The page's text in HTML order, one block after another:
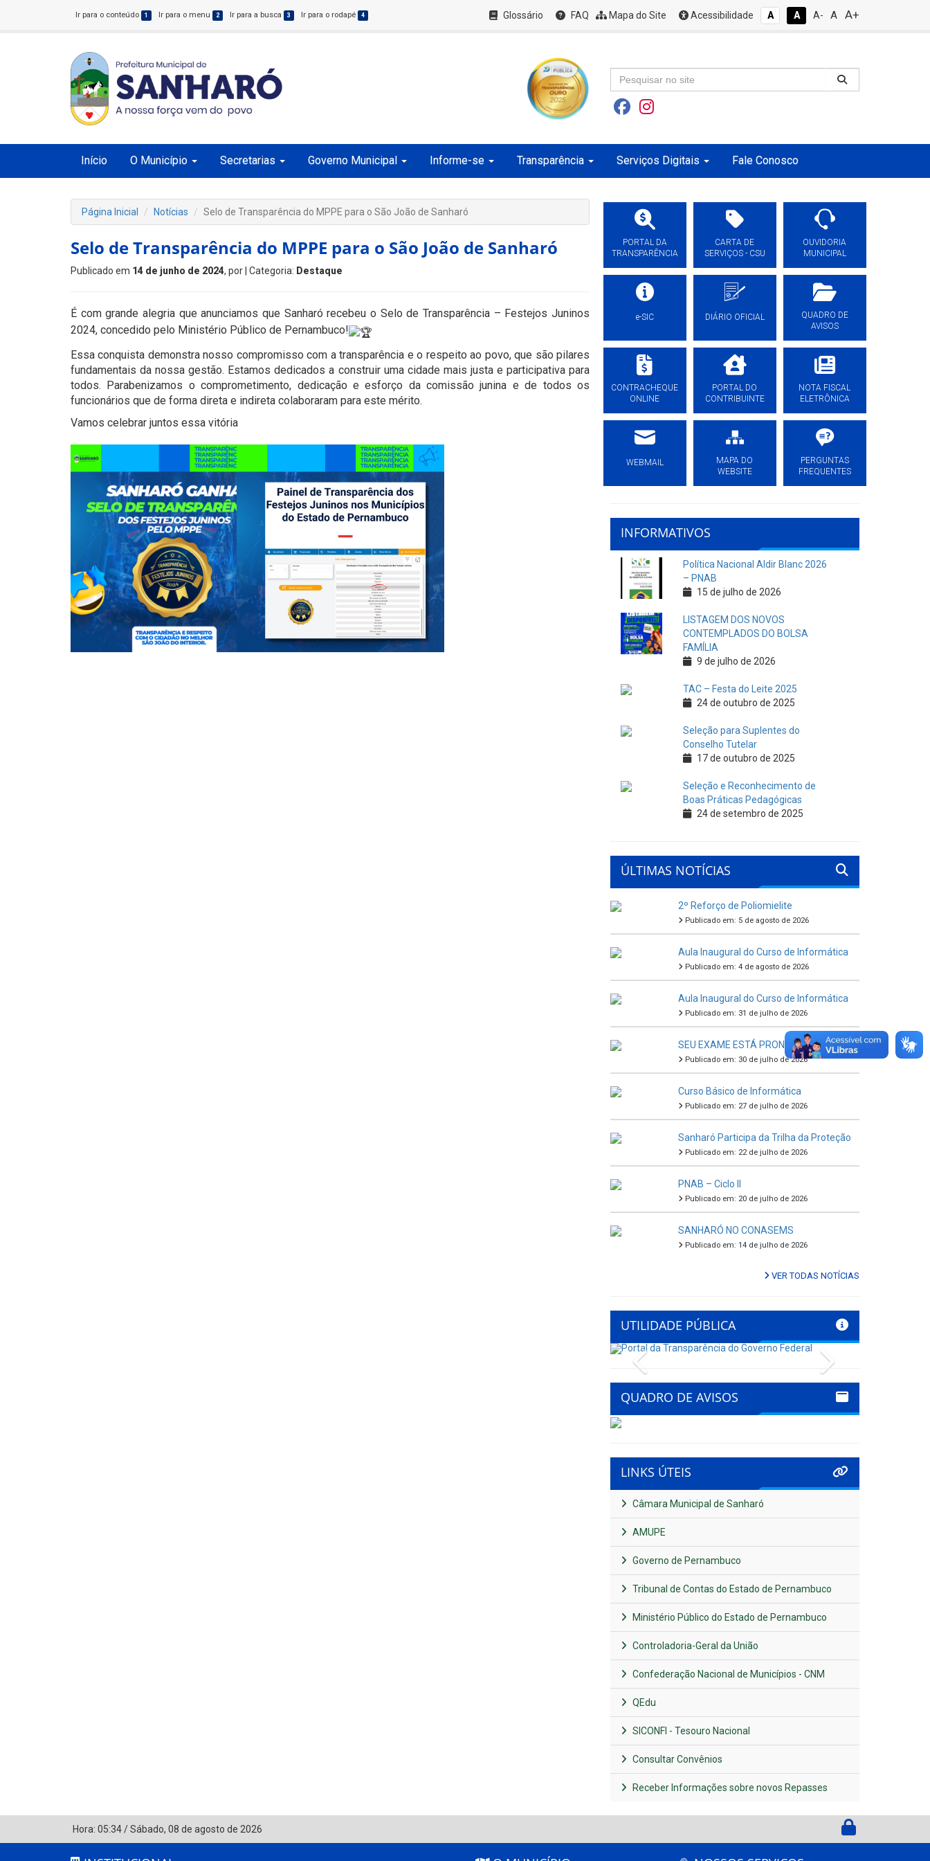
Ir para o conteúdo 1 Ir para o menu 2 Ir para a busca 3 Ir para o rodapé 4 Glossário FAQ Mapa do Site Acessibilidade A A A- A A+
Início O Município Secretarias Governo Municipal Informe-se Transparência Serviços Digitais Fale Conosco
Página Inicial Notícias Selo de Transparência do MPPE para o São João de Sanharó
Selo de Transparência do MPPE para o São João de Sanharó
Publicado em 14 de junho de 2024, por | Categoria: Destaque
É com grande alegria que anunciamos que Sanharó recebeu o Selo de Transparência – Festejos Juninos
2024, concedido pelo Ministério Público de Pernambuco!
Essa conquista demonstra nosso compromisso com a transparência e o respeito ao povo, que são pilares
fundamentais da nossa gestão. Estamos dedicados a construir uma cidade mais justa e participativa para
todos. Parabenizamos o comprometimento, dedicação e esforço da comissão junina e de todos os
funcionários que de forma direta e indireta colaboraram para este mérito.
Vamos celebrar juntos essa vitória
PORTAL DA
TRANSPARÊNCIA
CARTA DE
SERVIÇOS - CSU
OUVIDORIA
MUNICIPAL
e-SIC DIÁRIO OFICIAL
QUADRO DE
AVISOS
CONTRACHEQUE
ONLINE
PORTAL DO
CONTRIBUINTE
NOTA FISCAL
ELETRÔNICA
WEBMAIL
MAPA DO
WEBSITE
PERGUNTAS
FREQUENTES
INFORMATIVOS
Política Nacional Aldir Blanc 2026
– PNAB
15 de julho de 2026
LISTAGEM DOS NOVOS
CONTEMPLADOS DO BOLSA
FAMÍLIA
9 de julho de 2026
TAC – Festa do Leite 2025
24 de outubro de 2025
Seleção para Suplentes do
Conselho Tutelar
17 de outubro de 2025
Seleção e Reconhecimento de
Boas Práticas Pedagógicas
24 de setembro de 2025
ÚLTIMAS NOTÍCIAS
2º Reforço de Poliomielite
Publicado em: 5 de agosto de 2026
Aula Inaugural do Curso de Informática
Publicado em: 4 de agosto de 2026
Aula Inaugural do Curso de Informática
Publicado em: 31 de julho de 2026
SEU EXAME ESTÁ PRONTO
Publicado em: 30 de julho de 2026
Curso Básico de Informática
Publicado em: 27 de julho de 2026
Sanharó Participa da Trilha da Proteção
Publicado em: 22 de julho de 2026
PNAB – Ciclo II
Publicado em: 20 de julho de 2026
SANHARÓ NO CONASEMS
Publicado em: 14 de julho de 2026
VER TODAS NOTÍCIAS
UTILIDADE PÚBLICA
Previous
QUADRO DE AVISOS
LINKS ÚTEIS
Câmara Municipal de Sanharó
AMUPE
Governo de Pernambuco
Tribunal de Contas do Estado de Pernambuco
Ministério Público do Estado de Pernambuco
Controladoria-Geral da União
Confederação Nacional de Municípios - CNM
QEdu
SICONFI - Tesouro Nacional
Consultar Convênios
Receber Informações sobre novos Repasses
Hora: 05:34/Sábado, 08 de agosto de 2026